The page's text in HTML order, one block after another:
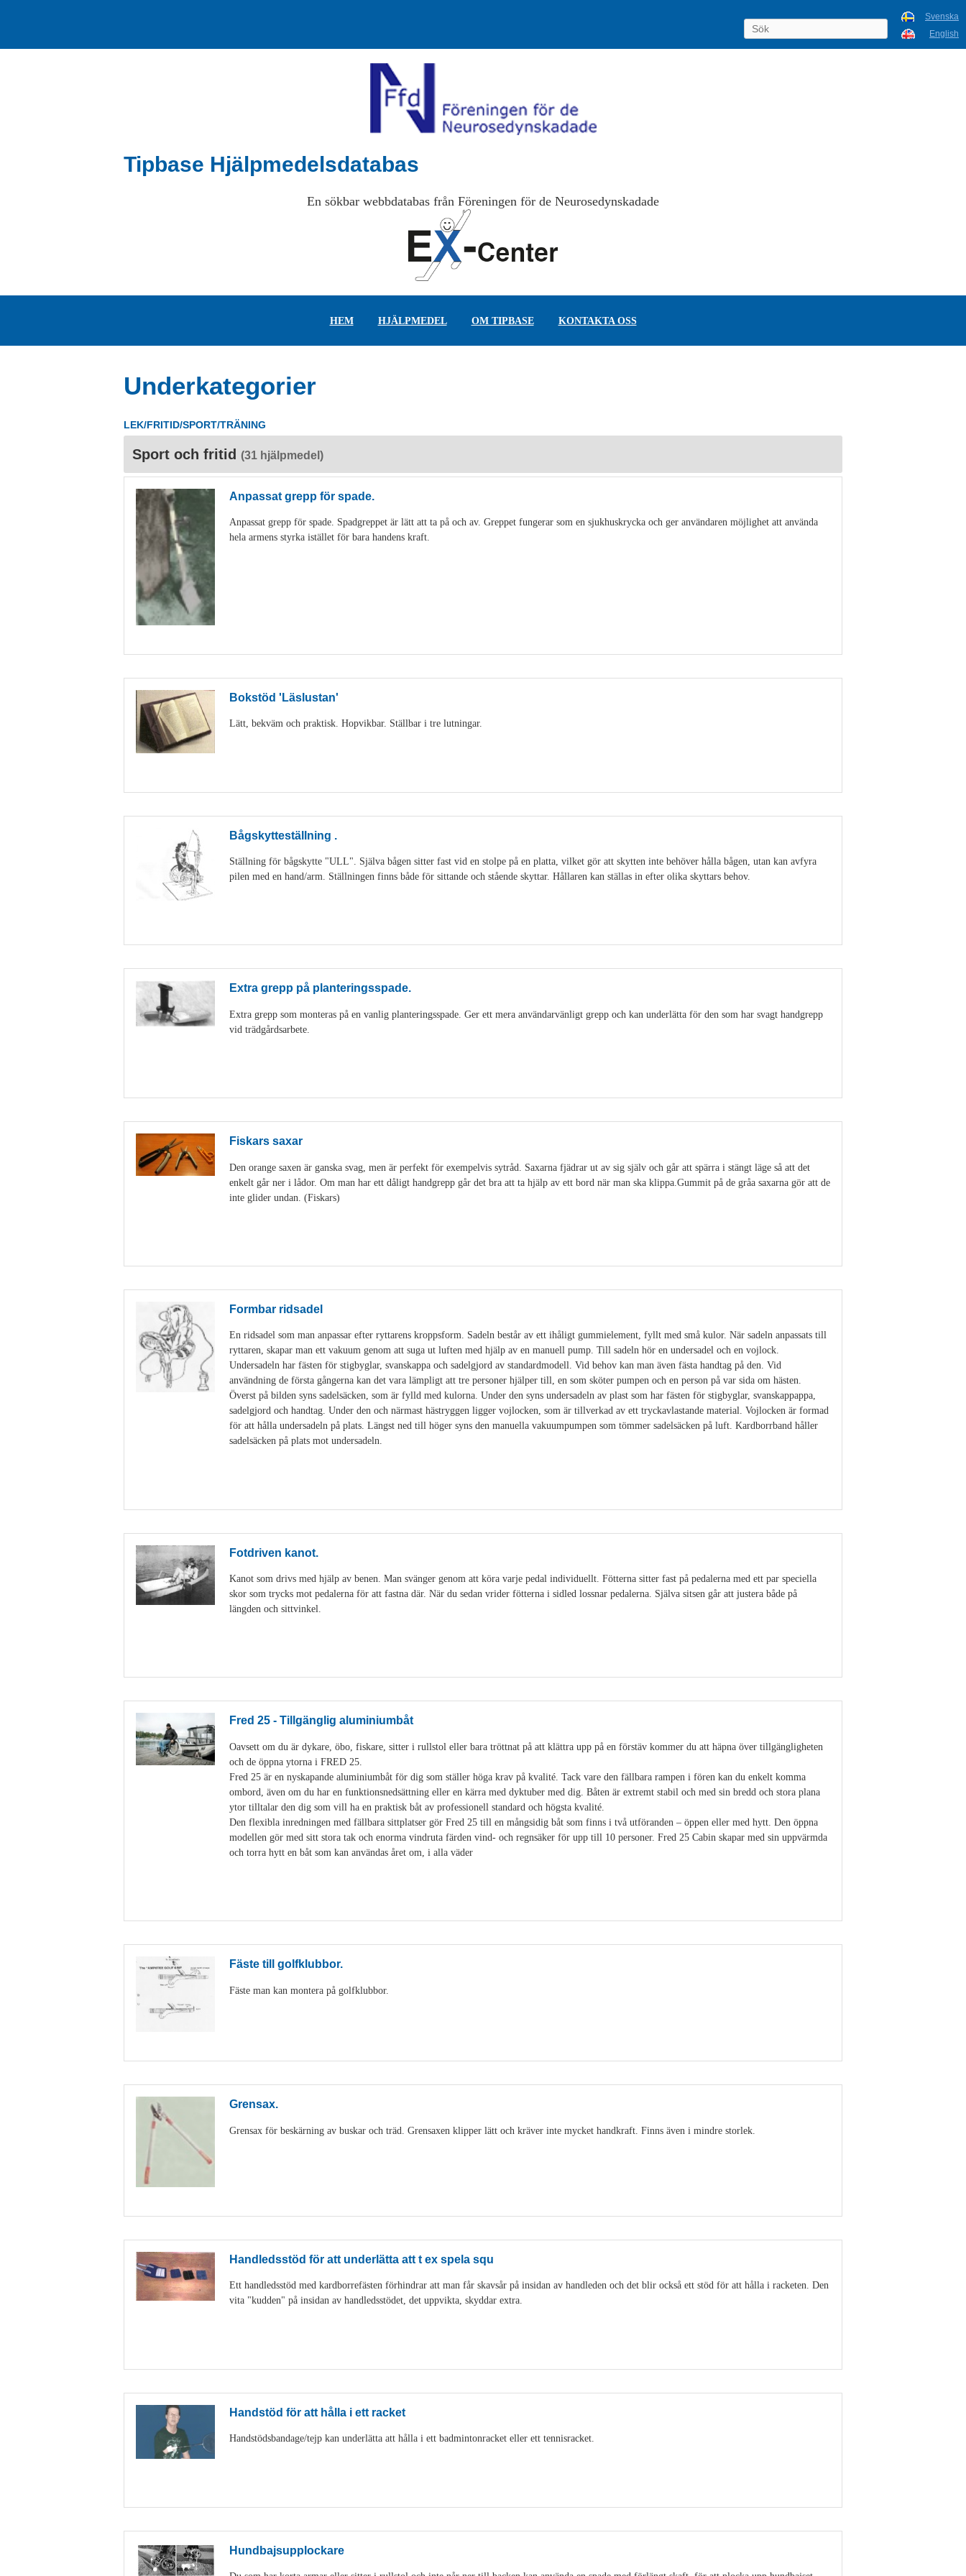
Svenska
English
Tipbase Hjälpmedelsdatabas
En sökbar webbdatabas från Föreningen för de Neurosedynskadade
HEM HJÄLPMEDEL OM TIPBASE KONTAKTA OSS
Underkategorier
LEK/FRITID/SPORT/TRÄNING
Sport och fritid (31 hjälpmedel)
Anpassat grepp för spade.
Anpassat grepp för spade. Spadgreppet är lätt att ta på och av. Greppet fungerar som en sjukhuskrycka och ger användaren möjlighet att använda
hela armens styrka istället för bara handens kraft.
Bokstöd 'Läslustan'
Lätt, bekväm och praktisk. Hopvikbar. Ställbar i tre lutningar.
Bågskytteställning .
Ställning för bågskytte "ULL". Själva bågen sitter fast vid en stolpe på en platta, vilket gör att skytten inte behöver hålla bågen, utan kan avfyra
pilen med en hand/arm. Ställningen finns både för sittande och stående skyttar. Hållaren kan ställas in efter olika skyttars behov.
Extra grepp på planteringsspade.
Extra grepp som monteras på en vanlig planteringsspade. Ger ett mera användarvänligt grepp och kan underlätta för den som har svagt handgrepp
vid trädgårdsarbete.
Fiskars saxar
Den orange saxen är ganska svag, men är perfekt för exempelvis sytråd. Saxarna fjädrar ut av sig själv och går att spärra i stängt läge så att det
enkelt går ner i lådor. Om man har ett dåligt handgrepp går det bra att ta hjälp av ett bord när man ska klippa.Gummit på de gråa saxarna gör att de
inte glider undan. (Fiskars)
Formbar ridsadel
En ridsadel som man anpassar efter ryttarens kroppsform. Sadeln består av ett ihåligt gummielement, fyllt med små kulor. När sadeln anpassats till
ryttaren, skapar man ett vakuum genom att suga ut luften med hjälp av en manuell pump. Till sadeln hör en undersadel och en vojlock.
Undersadeln har fästen för stigbyglar, svanskappa och sadelgjord av standardmodell. Vid behov kan man även fästa handtag på den. Vid
användning de första gångerna kan det vara lämpligt att tre personer hjälper till, en som sköter pumpen och en person på var sida om hästen.
Överst på bilden syns sadelsäcken, som är fylld med kulorna. Under den syns undersadeln av plast som har fästen för stigbyglar, svanskappappa,
sadelgjord och handtag. Under den och närmast hästryggen ligger vojlocken, som är tillverkad av ett tryckavlastande material. Vojlocken är formad
för att hålla undersadeln på plats. Längst ned till höger syns den manuella vakuumpumpen som tömmer sadelsäcken på luft. Kardborrband håller
sadelsäcken på plats mot undersadeln.
Fotdriven kanot.
Kanot som drivs med hjälp av benen. Man svänger genom att köra varje pedal individuellt. Fötterna sitter fast på pedalerna med ett par speciella
skor som trycks mot pedalerna för att fastna där. När du sedan vrider fötterna i sidled lossnar pedalerna. Själva sitsen går att justera både på
längden och sittvinkel.
Fred 25 - Tillgänglig aluminiumbåt
Oavsett om du är dykare, öbo, fiskare, sitter i rullstol eller bara tröttnat på att klättra upp på en förstäv kommer du att häpna över tillgängligheten
och de öppna ytorna i FRED 25.
Fred 25 är en nyskapande aluminiumbåt för dig som ställer höga krav på kvalité. Tack vare den fällbara rampen i fören kan du enkelt komma
ombord, även om du har en funktionsnedsättning eller en kärra med dyktuber med dig. Båten är extremt stabil och med sin bredd och stora plana
ytor tilltalar den dig som vill ha en praktisk båt av professionell standard och högsta kvalité.
Den flexibla inredningen med fällbara sittplatser gör Fred 25 till en mångsidig båt som finns i två utföranden – öppen eller med hytt. Den öppna
modellen gör med sitt stora tak och enorma vindruta färden vind- och regnsäker för upp till 10 personer. Fred 25 Cabin skapar med sin uppvärmda
och torra hytt en båt som kan användas året om, i alla väder
Fäste till golfklubbor.
Fäste man kan montera på golfklubbor.
Grensax.
Grensax för beskärning av buskar och träd. Grensaxen klipper lätt och kräver inte mycket handkraft. Finns även i mindre storlek.
Handledsstöd för att underlätta att t ex spela squ
Ett handledsstöd med kardborrefästen förhindrar att man får skavsår på insidan av handleden och det blir också ett stöd för att hålla i racketen. Den
vita "kudden" på insidan av handledsstödet, det uppvikta, skyddar extra.
Handstöd för att hålla i ett racket
Handstödsbandage/tejp kan underlätta att hålla i ett badmintonracket eller ett tennisracket.
Hundbajsupplockare